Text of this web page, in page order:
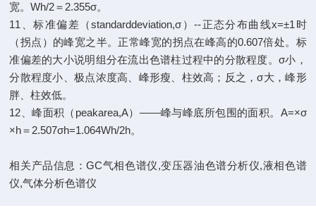
宽。Wh/2＝2.355σ。
11、标准偏差（standarddeviation,σ）--正态分布曲线x=±1时
（拐点）的峰宽之半。正常峰宽的拐点在峰高的0.607倍处。标
准偏差的大小说明组分在流出色谱柱过程中的分散程度。σ小，
分散程度小、极点浓度高、峰形瘦、柱效高；反之，σ大，峰形
胖、柱效低。
12、峰面积（peakarea,A）――峰与峰底所包围的面积。A=×σ
×h＝2.507σh=1.064Wh/2h。
相关产品信息：GC气相色谱仪,变压器油色谱分析仪,液相色谱
仪,气体分析色谱仪